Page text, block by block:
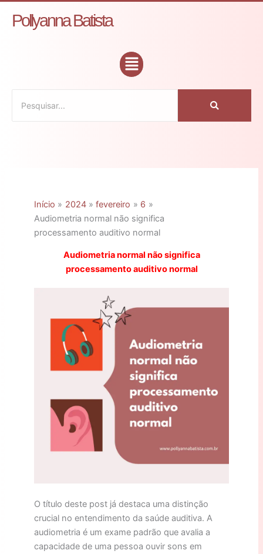
paraPollyanna Batista
Flyout
Menu
Início 2024 fevereiro
6
Audiometria normal não significa
processamento auditivo normal
Audiometria normal não significa
processamento auditivo normal
O título deste post já destaca uma distinção
crucial no entendimento da saúde auditiva. A
audiometria é um exame padrão que avalia a
capacidade de uma pessoa ouvir sons em
a